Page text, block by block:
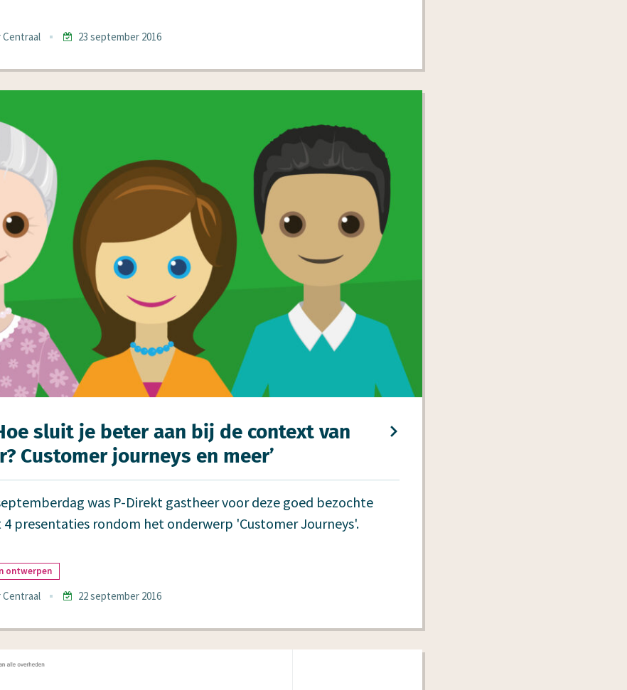
Centraal
23 september 2016
sluit je beter aan bij de context van
Customer journeys en meer’
was P-Direkt gastheer voor deze goed bezochte
presentaties rondom het onderwerp 'Customer Journeys'.
ontwerpen
Centraal
22 september 2016